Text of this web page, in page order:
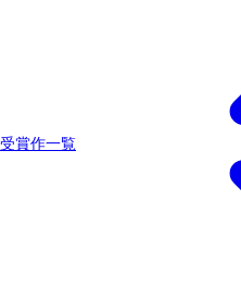
受賞作一覧